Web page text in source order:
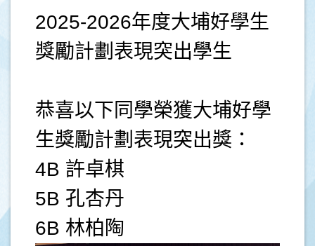
2025-2026年度大埔好學生
獎勵計劃表現突出學生
恭喜以下同學榮獲大埔好學
生獎勵計劃表現突出獎：
4B 許卓棋
5B 孔杏丹
6B 林柏陶